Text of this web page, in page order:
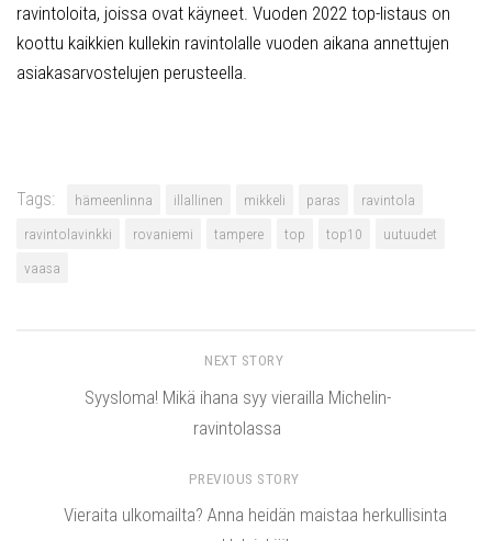
ravintoloita, joissa ovat käyneet. Vuoden 2022 top-listaus on
koottu kaikkien kullekin ravintolalle vuoden aikana annettujen
asiakasarvostelujen perusteella.
Tags: hämeenlinna illallinen mikkeli paras
ravintola
ravintolavinkki
rovaniemi tampere top top10
uutuudet
vaasa
NEXT STORY
Syysloma! Mikä ihana syy vierailla Michelin-
ravintolassa
PREVIOUS STORY
Vieraita ulkomailta? Anna heidän maistaa herkullisinta